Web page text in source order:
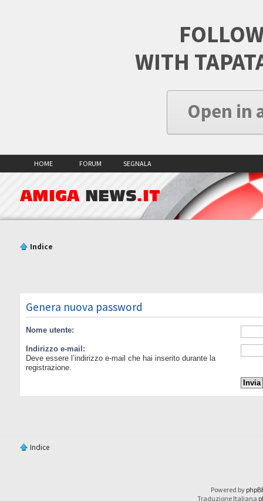
WITH
Open in
HOME FORUM SEGNALA
AMIGA NEWS.IT
Indice
Genera nuova password
Nome utente:
Indirizzo e-mail:
Deve essere l’indirizzo e-mail che hai inserito durante la
registrazione.
Indice
Powered by
Traduzione Italiana